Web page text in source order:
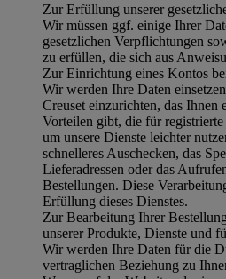
Zur Erfüllung unserer
Wir müssen ggf. einige Ihrer
gesetzlichen Verpflichtungen
zu erfüllen, die sich aus
Zur Einrichtung eines Kontos
Wir werden Ihre Daten
Creuset einzurichten, das Ihnen
Vorteilen gibt, die für
um unsere Dienste leichter
schnelleres Auschecken, das
Lieferadressen oder das
Bestellungen. Diese
Erfüllung dieses Dienstes.
Zur Bearbeitung Ihrer
unserer Produkte, Dienste und
Wir werden Ihre Daten für die
vertraglichen Beziehung zu